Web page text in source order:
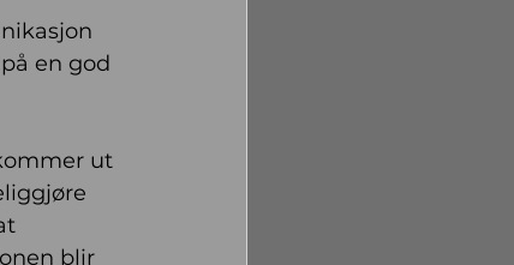
en god
ut
blir